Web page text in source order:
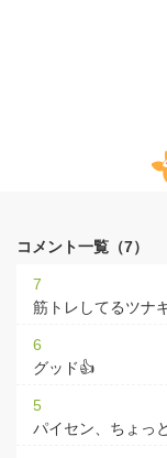
コメント一覧（7）
7
筋トレしてるツナ
6
グッド👍
5
パイセン、ちょっ